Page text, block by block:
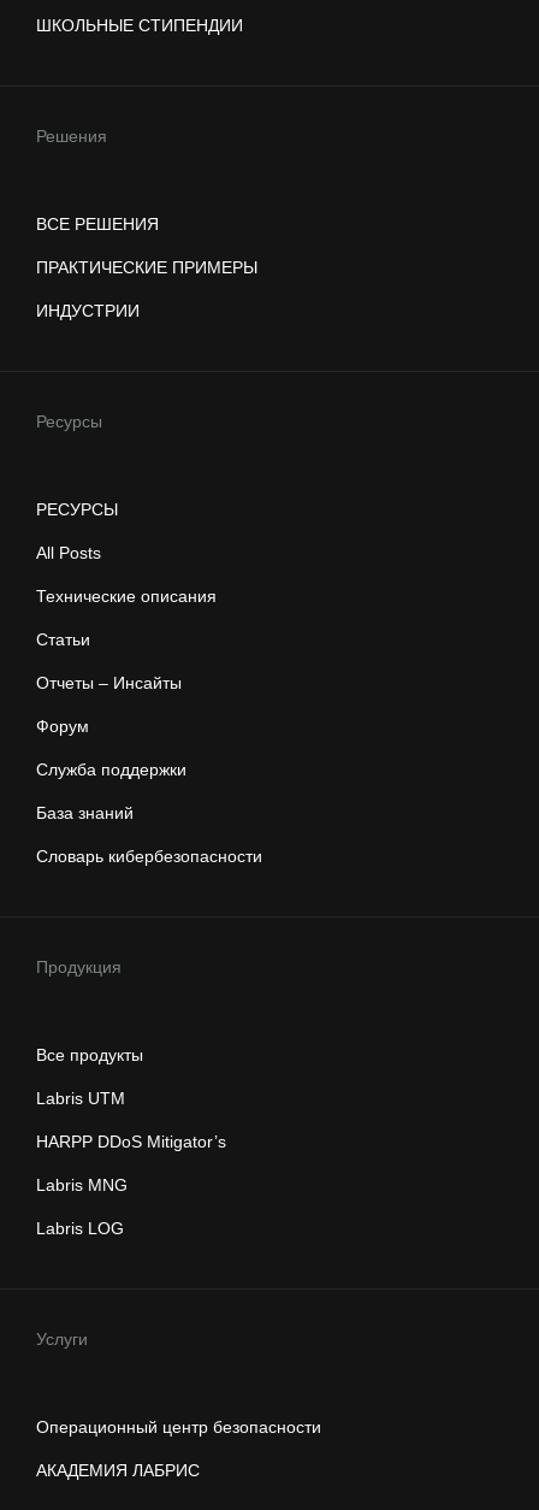
ШКОЛЬНЫЕ СТИПЕНДИИ
Решения
ВСЕ РЕШЕНИЯ
ПРАКТИЧЕСКИЕ ПРИМЕРЫ
ИНДУСТРИИ
Ресурсы
РЕСУРСЫ
All Posts
Технические описания
Статьи
Отчеты – Инсайты
Форум
Служба поддержки
База знаний
Словарь кибербезопасности
Продукция
Все продукты
Labris UTM
HARPP DDoS Mitigator’s
Labris MNG
Labris LOG
Услуги
Операционный центр безопасности
АКАДЕМИЯ ЛАБРИС